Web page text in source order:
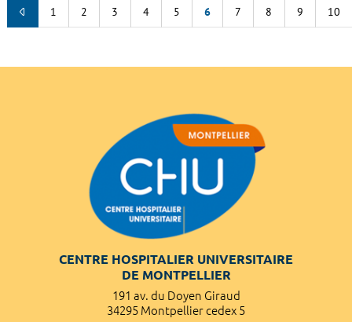
1 2 3 4 5 6 7 8 9 10
CENTRE HOSPITALIER UNIVERSITAIRE
DE MONTPELLIER
191 av. du Doyen Giraud
34295 Montpellier cedex 5